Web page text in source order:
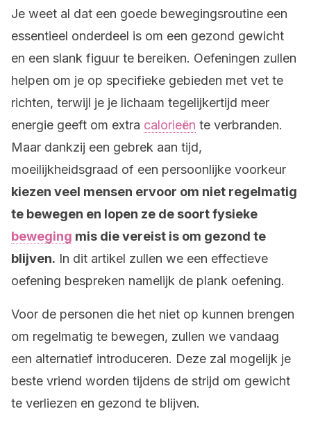
Je weet al dat een goede bewegingsroutine een
essentieel onderdeel is om een gezond gewicht
en een slank figuur te bereiken. Oefeningen zullen
helpen om je op specifieke gebieden met vet te
richten, terwijl je je lichaam tegelijkertijd meer
energie geeft om extra calorieën te verbranden.
Maar dankzij een gebrek aan tijd,
moeilijkheidsgraad of een persoonlijke voorkeur
kiezen veel mensen ervoor om niet regelmatig
te bewegen en lopen ze de soort fysieke
beweging mis die vereist is om gezond te
blijven. In dit artikel zullen we een effectieve
oefening bespreken namelijk de plank oefening.
Voor de personen die het niet op kunnen brengen
om regelmatig te bewegen, zullen we vandaag
een alternatief introduceren. Deze zal mogelijk je
beste vriend worden tijdens de strijd om gewicht
te verliezen en gezond te blijven.